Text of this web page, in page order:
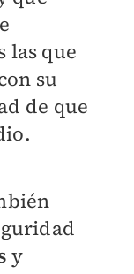
las que
su
de que
y